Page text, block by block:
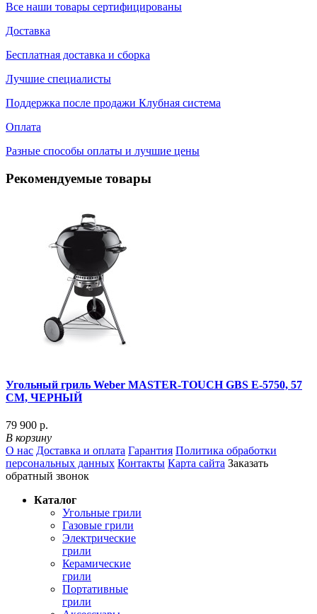
Все наши товары сертифицированы
Доставка
Бесплатная доставка и сборка
Лучшие специалисты
Поддержка после продажи Клубная система
Оплата
Разные способы оплаты и лучшие цены
Рекомендуемые товары
Угольный гриль Weber MASTER-TOUCH GBS E-5750, 57
СМ, ЧЕРНЫЙ
79 900 р.
В корзину
О нас Доставка и оплата Гарантия Политика обработки
персональных данных Контакты Карта сайта Заказать
обратный звонок
Каталог
Угольные грили
Газовые грили
Электрические
грили
Керамические
грили
Портативные
грили